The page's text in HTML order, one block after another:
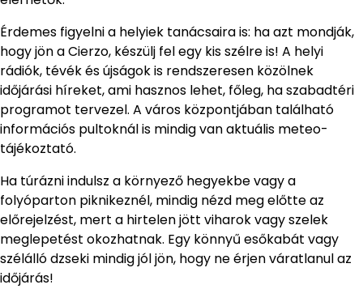
Érdemes figyelni a helyiek tanácsaira is: ha azt mondják,
hogy jön a Cierzo, készülj fel egy kis szélre is! A helyi
rádiók, tévék és újságok is rendszeresen közölnek
időjárási híreket, ami hasznos lehet, főleg, ha szabadtéri
programot tervezel. A város központjában található
információs pultoknál is mindig van aktuális meteo-
tájékoztató.
Ha túrázni indulsz a környező hegyekbe vagy a
folyóparton piknikeznél, mindig nézd meg előtte az
előrejelzést, mert a hirtelen jött viharok vagy szelek
meglepetést okozhatnak. Egy könnyű esőkabát vagy
szélálló dzseki mindig jól jön, hogy ne érjen váratlanul az
időjárás!